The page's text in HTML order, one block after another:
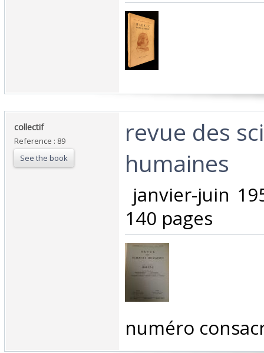
‎collectif‎
Reference : 89
See the book
‎revue des
humaines‎
janvier-juin
140 pages‎
‎numéro